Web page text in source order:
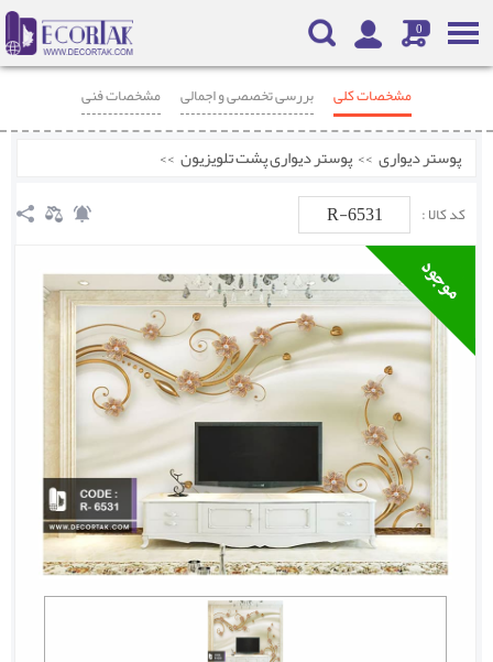
0
مشخصات کلی بررسی تخصصی و اجمالی
مشخصات فنی
محصولات مرتبط
پوستر دیواری >> پوستر دیواری پشت تلویزیون >>
کد کالا : R-6531